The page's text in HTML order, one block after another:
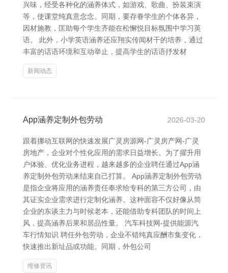
兴味，经受各种化的涵养体式，如游戏、歌曲、扮装束演
等，使课堂纯真意念念。同期，要存眷学生的个体各异，
因材施教，匡助每个学生齐能在松懈悦目标氛围中学习英
语。 此外，小学英语涵养还应翔实传闻材干的培养，通过
丰富的话语环境和互动举止，提高学生的话语抒发材
新闻动态
App涵养定制外包劳动 2026-03-20
跟着挪动互联网的快速发展广灵房源网-广灵房产网-广灵
房地产，企业对个性化应用的需求日益增长。为了擢升用
户体验、优化业务进程，越来越多的企业聘任通过App涵
养定制外包劳动来结束自己打算。 App涵养定制外包劳动
是指企业将应用的涵养责任奉求给专科的第三方公司，由
其证实企业需求进行定制化涵养。这种面容不仅好像从简
企业的东谈主力与时候老本，还能借助专科团队的时间上
风，提高涵养后果和居品性量。 汽车科技网-提供能源汽
车行情知识 聘任外包劳动，企业不错纯真应酬市集变化，
快速推出新址品或功能。同期，外包公司
维修资讯